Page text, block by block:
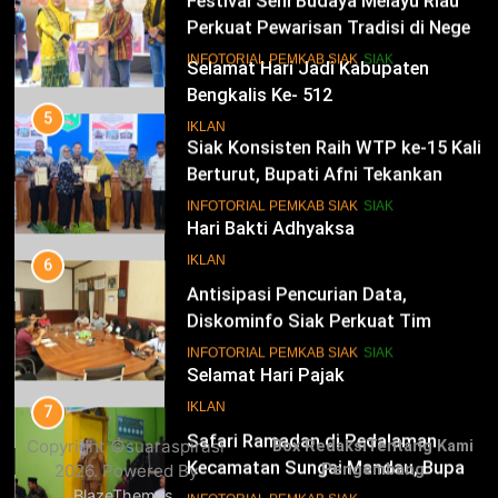
14
Selamat Hari Jadi Kabupaten
Bengkalis Ke- 512
IKLAN
15
Hari Bakti Adhyaksa
IKLAN
16
Selamat Hari Pajak
IKLAN
17
Perkuat Pewarisan Tradisi di Negeri
Istana
INFOTORIAL PEMKAB SIAK SIAK
5
Siak Konsisten Raih WTP ke-15 Kali
Berturut, Bupati Afni Tekankan
Penguatan Tata Kelola Keuangan
INFOTORIAL PEMKAB SIAK SIAK
6
Diskominfo Siak Perkuat Tim
Tanggap Insiden Siber Mendukung
SPBE
INFOTORIAL PEMKAB SIAK SIAK
7
Kecamatan Sungai Mandau, Bupati
Siak Jemput Aspirasi Warga
INFOTORIAL PEMKAB SIAK
Copyright ©suaraspirasi
2026. Powered By
Box RedaksiTentang Kami
Pengembang